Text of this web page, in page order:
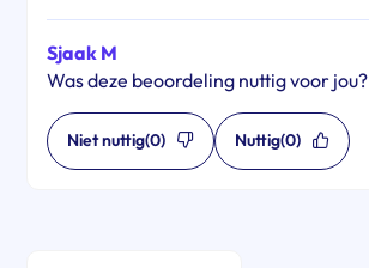
Sjaak M
Was deze beoordeling nuttig voor jou?
Niet nuttig(0) Nuttig(0)